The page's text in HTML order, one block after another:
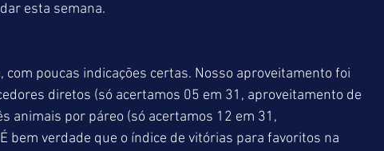
esta semana.
poucas indicações certas. Nosso aproveitamento foi
diretos (só acertamos 05 em 31, aproveitamento de
animais por páreo (só acertamos 12 em 31,
bem verdade que o índice de vitórias para favoritos na